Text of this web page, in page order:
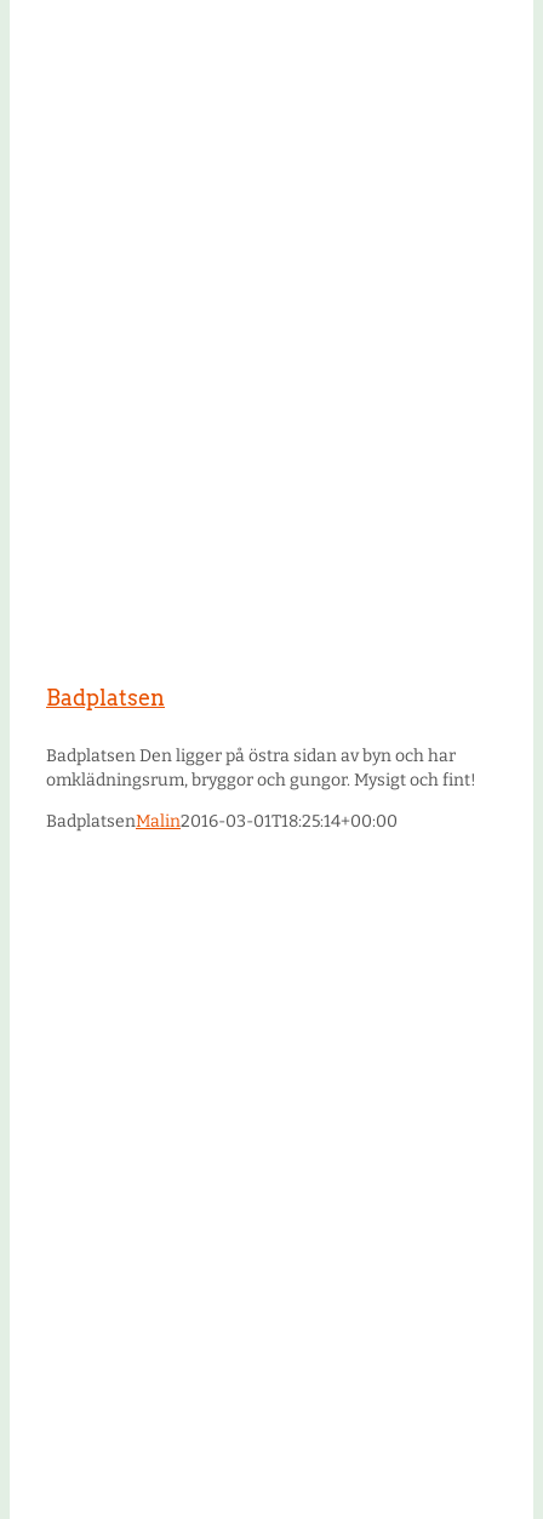
Badplatsen
Badplatsen Den ligger på östra sidan av byn och har
omklädningsrum, bryggor och gungor. Mysigt och fint!
BadplatsenMalin2016-03-01T18:25:14+00:00